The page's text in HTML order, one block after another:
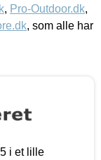
, Pro-Outdoor.dk,
, som alle har
i et lille